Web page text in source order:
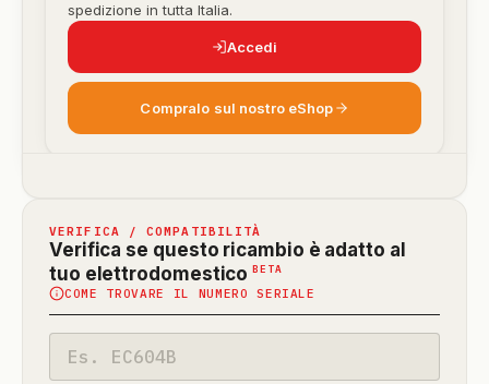
spedizione in tutta Italia.
Accedi
Compralo sul nostro eShop
VERIFICA / COMPATIBILITÀ
Verifica se questo ricambio è adatto al
tuo elettrodomestico BETA
in
beta)
COME TROVARE IL NUMERO SERIALE
modello